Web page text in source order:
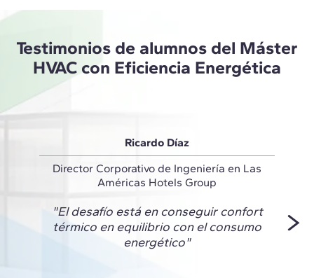
Testimonios de alumnos del Máster
HVAC con Eficiencia Energética
Ricardo Díaz
Director Corporativo de Ingeniería en Las
Américas Hotels Group
"El desafío está en conseguir confort
térmico en equilibrio con el consumo
energético"
en